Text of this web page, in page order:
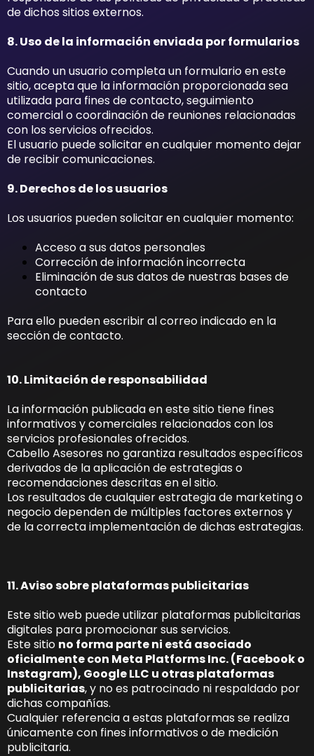
de dichos sitios externos.
8. Uso de la información enviada por formularios
Cuando un usuario completa un formulario en este
sitio, acepta que la información proporcionada sea
utilizada para fines de contacto, seguimiento
comercial o coordinación de reuniones relacionadas
con los servicios ofrecidos.
El usuario puede solicitar en cualquier momento dejar
de recibir comunicaciones.
9. Derechos de los usuarios
Los usuarios pueden solicitar en cualquier momento:
Acceso a sus datos personales
Corrección de información incorrecta
Eliminación de sus datos de nuestras bases de
contacto
Para ello pueden escribir al correo indicado en la
sección de contacto.
10. Limitación de responsabilidad
La información publicada en este sitio tiene fines
informativos y comerciales relacionados con los
servicios profesionales ofrecidos.
Cabello Asesores no garantiza resultados específicos
derivados de la aplicación de estrategias o
recomendaciones descritas en el sitio.
Los resultados de cualquier estrategia de marketing o
negocio dependen de múltiples factores externos y
de la correcta implementación de dichas estrategias.
11. Aviso sobre plataformas publicitarias
Este sitio web puede utilizar plataformas publicitarias
digitales para promocionar sus servicios.
Este sitio no forma parte ni está asociado
oficialmente con Meta Platforms Inc. (Facebook o
Instagram), Google LLC u otras plataformas
publicitarias, y no es patrocinado ni respaldado por
dichas compañías.
Cualquier referencia a estas plataformas se realiza
únicamente con fines informativos o de medición
publicitaria.